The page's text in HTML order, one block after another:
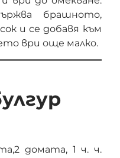
брашното,
и се добавя към
ври още малко.
домата, 1 ч. ч.